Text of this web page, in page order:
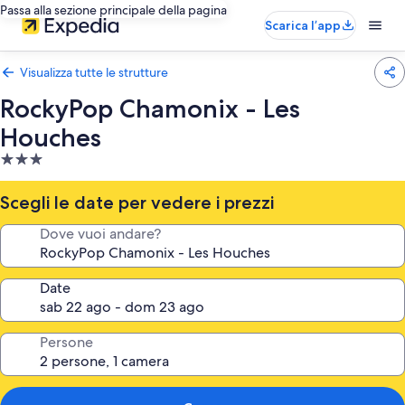
Passa alla sezione principale della pagina
Scarica l’app
Visualizza tutte le strutture
RockyPop Chamonix - Les
Houches
Struttura
a
3.0
stelle
Scegli le date per vedere i prezzi
Dove vuoi andare?
Date
Persone